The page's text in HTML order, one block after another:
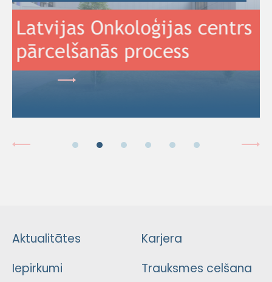
Aktualitātes
Iepirkumi
Karjera
Trauksmes celšana